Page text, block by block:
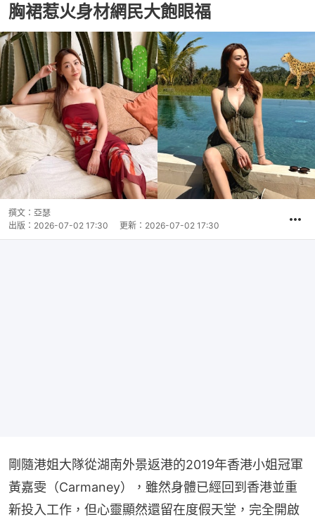
胸裙惹火身材網民大飽眼福
撰文： 亞瑟
出版： 2026-07-02 17:30 更新： 2026-07-02 17:30
剛隨港姐大隊從湖南外景返港的2019年香港小姐冠軍
黃嘉雯（Carmaney），雖然身體已經回到香港並重
新投入工作，但心靈顯然還留在度假天堂，完全開啟